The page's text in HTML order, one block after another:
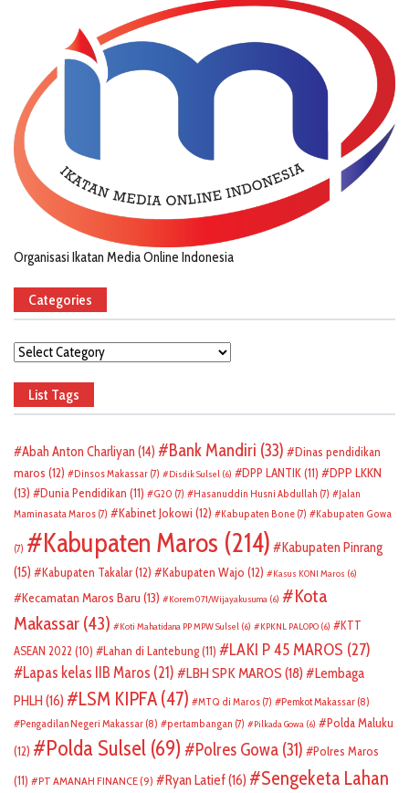
Organisasi Ikatan Media Online Indonesia
Categories
Categories
List Tags
Abah Anton Charliyan (14) Bank Mandiri (33)
Dinas pendidikan
maros (12) Dinsos Makassar (7) Disdik Sulsel (6) DPP LANTIK(11)
DPP LKKN
(13)
Dunia Pendidikan (11) G20 (7) Hasanuddin Husni Abdullah (7)
Jalan
Maminasata Maros (7) Kabinet Jokowi (12) Kabupaten Bone (7) Kabupaten Gowa
(7) Kabupaten Maros (214)
Kabupaten Pinrang
(15)
Kabupaten Takalar(12) Kabupaten Wajo (12) Kasus KONI Maros (6)
Kecamatan Maros Baru (13) Korem 071/Wijayakusuma (6)
Kota
Makassar (43) Koti Mahatidana PP MPW Sulsel (6) KPKNL PALOPO (6)
KTT
ASEAN 2022 (10) Lahan di Lantebung(11) LAKI P 45 MAROS (27)
Lapas kelas IIB Maros (21) LBH SPK MAROS (18)
Lembaga
PHLH (16) LSM KIPFA (47) MTQ di Maros (7) Pemkot Makassar (8)
Pengadilan Negeri Makassar (8) pertambangan (7) Pilkada Gowa (6)
Polda Maluku
(12)
Polda Sulsel (69) Polres Gowa (31)
Polres Maros
(11)
PT AMANAH FINANCE(9) Ryan Latief(16)
Sengeketa Lahan